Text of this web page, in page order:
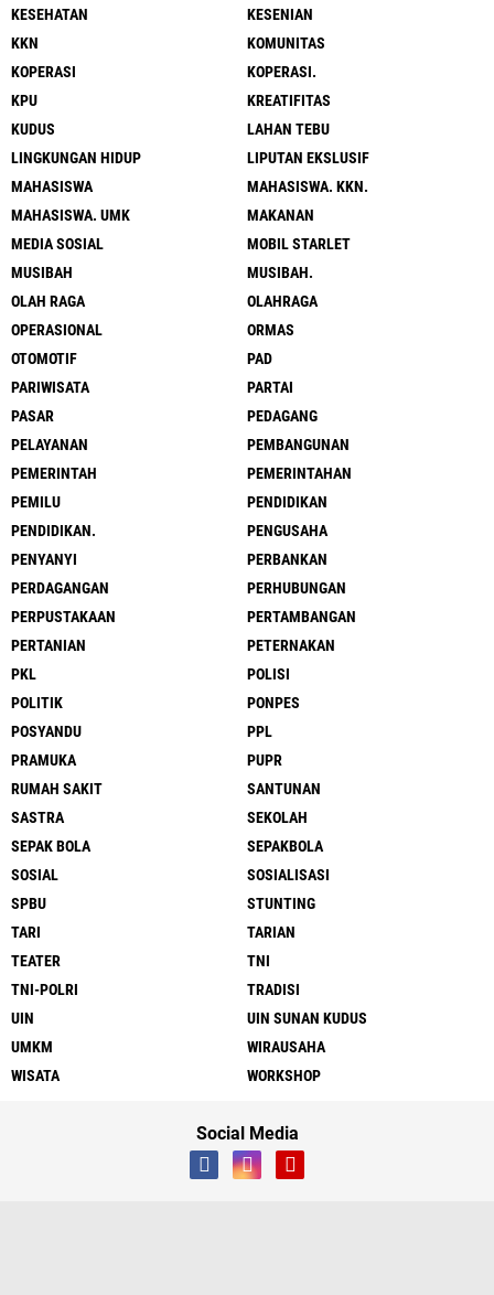
KESEHATAN
KESENIAN
KKN
KOMUNITAS
KOPERASI
KOPERASI.
KPU
KREATIFITAS
KUDUS
LAHAN TEBU
LINGKUNGAN HIDUP
LIPUTAN EKSLUSIF
MAHASISWA
MAHASISWA. KKN.
MAHASISWA. UMK
MAKANAN
MEDIA SOSIAL
MOBIL STARLET
MUSIBAH
MUSIBAH.
OLAH RAGA
OLAHRAGA
OPERASIONAL
ORMAS
OTOMOTIF
PAD
PARIWISATA
PARTAI
PASAR
PEDAGANG
PELAYANAN
PEMBANGUNAN
PEMERINTAH
PEMERINTAHAN
PEMILU
PENDIDIKAN
PENDIDIKAN.
PENGUSAHA
PENYANYI
PERBANKAN
PERDAGANGAN
PERHUBUNGAN
PERPUSTAKAAN
PERTAMBANGAN
PERTANIAN
PETERNAKAN
PKL
POLISI
POLITIK
PONPES
POSYANDU
PPL
PRAMUKA
PUPR
RUMAH SAKIT
SANTUNAN
SASTRA
SEKOLAH
SEPAK BOLA
SEPAKBOLA
SOSIAL
SOSIALISASI
SPBU
STUNTING
TARI
TARIAN
TEATER
TNI
TNI-POLRI
TRADISI
UIN
UIN SUNAN KUDUS
UMKM
WIRAUSAHA
WISATA
WORKSHOP
Social Media